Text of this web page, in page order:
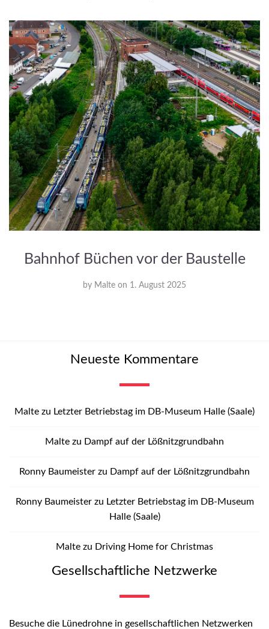
Bahnhof Büchen vor der Baustelle
by Malte on 1. August 2025
Neueste Kommentare
Malte zu Letzter Betriebstag im DB-Museum Halle (Saale)
Malte zu Dampf auf der Lößnitzgrundbahn
Ronny Baumeister zu Dampf auf der Lößnitzgrundbahn
Ronny Baumeisterzu Letzter Betriebstag im DB-Museum
Halle (Saale)
Malte zu Driving Home for Christmas
Gesellschaftliche Netzwerke
Besuche die Lünedrohne in gesellschaftlichen Netzwerken